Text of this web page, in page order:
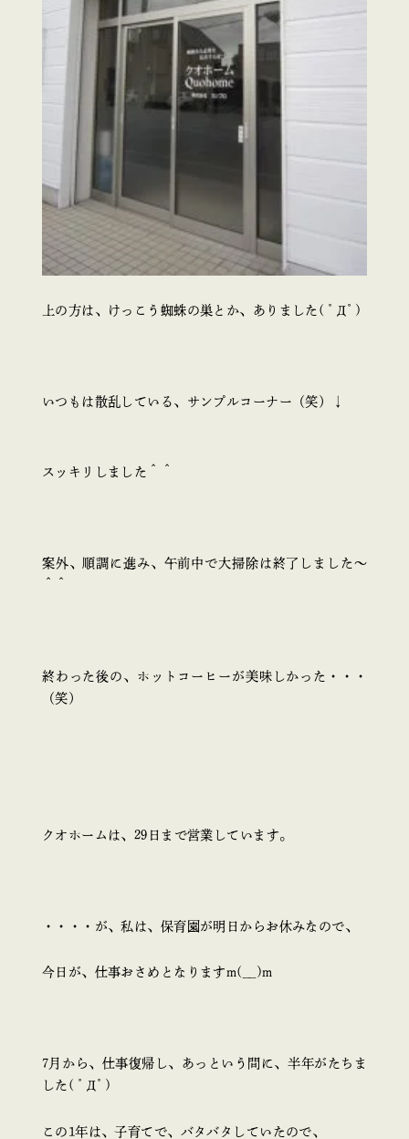
上の方は、けっこう蜘蛛の巣とか、ありました( ﾟДﾟ)
いつもは散乱している、サンプルコーナー（笑）↓
スッキリしました＾＾
案外、順調に進み、午前中で大掃除は終了しました～
終わった後の、ホットコーヒーが美味しかった・・・
（笑）
クオホームは、29日まで営業しています。
・・・・が、私は、保育園が明日からお休みなので、
今日が、仕事おさめとなりますm(__)m
7月から、仕事復帰し、あっという間に、半年がたちま
した( ﾟДﾟ)
この1年は、子育てで、バタバタしていたので、